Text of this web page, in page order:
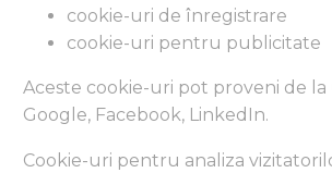
cookie-uri de înregistrare
cookie-uri pentru publicitate
Aceste cookie-uri pot proveni de
Google, Facebook, LinkedIn.
Cookie-uri pentru analiza